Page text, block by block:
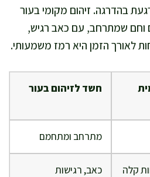
בהדרגה. זיהום מקומי בעור
וחם שמתרחב, עם כאב רגיש,
לאורך הזמן היא רמז משמעותי.
חשד לזיהום בעור
מתרחב ומתחמם
קלה
כאב, רגישות